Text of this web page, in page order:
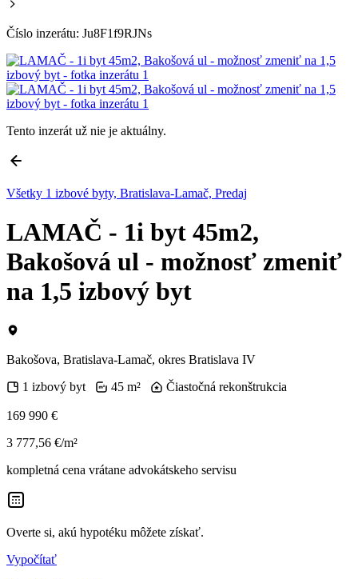
Číslo inzerátu: Ju8F1f9RJNs
Tento inzerát už nie je aktuálny.
Všetky 1 izbové byty, Bratislava-Lamač, Predaj
LAMAČ - 1i byt 45m2,
Bakošová ul - možnosť zmeniť
na 1,5 izbový byt
Bakošova, Bratislava-Lamač, okres Bratislava IV
1 izbový byt
45 m² Čiastočná rekonštrukcia
169 990 €
3 777,56 €/m²
kompletná cena vrátane advokátskeho servisu
Overte si, akú hypotéku môžete získať.
Vypočítať